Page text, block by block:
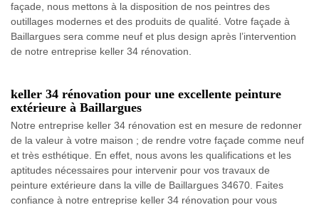
façade, nous mettons à la disposition de nos peintres des
outillages modernes et des produits de qualité. Votre façade à
Baillargues sera comme neuf et plus design après l’intervention
de notre entreprise keller 34 rénovation.
keller 34 rénovation pour une excellente peinture
extérieure à Baillargues
Notre entreprise keller 34 rénovation est en mesure de redonner
de la valeur à votre maison ; de rendre votre façade comme neuf
et très esthétique. En effet, nous avons les qualifications et les
aptitudes nécessaires pour intervenir pour vos travaux de
peinture extérieure dans la ville de Baillargues 34670. Faites
confiance à notre entreprise keller 34 rénovation pour vous